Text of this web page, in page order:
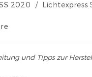
2020
/
Lichtexpress
und Tipps zur